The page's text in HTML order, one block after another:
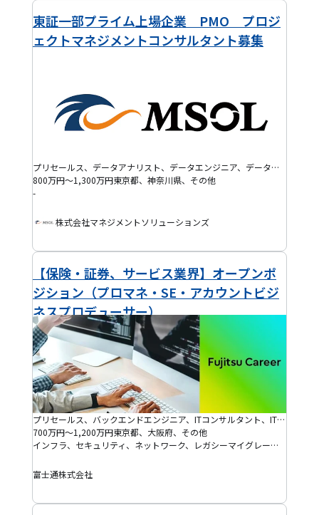
東証一部プライム上場企業 PMO プロジ
ェクトマネジメントコンサルタント募集
プリセールス、データアナリスト、データエンジニア、データサイエンティスト、バックエンドエンジニア、フロントエンドエンジニア、AI・機械学習エンジニア、BIエンジニア、IoTエンジニア、ITマネジャー、ITコンサルタント、プログラマー(PG)、プロジェクトマネージャー(PM)、システムエンジニア(SE)、インフラ保守運用・監視、半導体エンジニア、機械系エンジニア、組み込みエンジニア、電気・電子系エンジニア、インフラエンジニア、クラウドエンジニア、セキュリティエンジニア、データベースエンジニア、ネットワークエンジニア、フルスタックエンジニア、モバイルアプリエンジニア、BPR・BPOコンサルタント、ERPコンサルタント、ITアーキテクト、PMO、SAPコンサルタント、戦略コンサルタント、テックリード、プロジェクトリーダー(PL)、QAエンジニア、EM、プロダクトマネージャー(PdM)、アジャイルコーチ・スクラムマスター、DevOpsエンジニア、ブリッジSE、SRE、ゲーム開発エンジニア、その他コンサルタント
800万円～1,300万円東京都、神奈川県、その他
-
株式会社マネジメントソリューションズ
【保険・証券、サービス業界】オープンポ
ジション（プロマネ・SE・アカウントビジ
ネスプロデューサー）
プリセールス、バックエンドエンジニア、ITコンサルタント、IT製品営業、プログラマー(PG)、プロジェクトマネージャー(PM)、システムエンジニア(SE)、インフラエンジニア、クラウドエンジニア、セキュリティエンジニア、ネットワークエンジニア、ITアーキテクト、プロジェクトリーダー(PL)
700万円～1,200万円東京都、大阪府、その他
インフラ、セキュリティ、ネットワーク、レガシーマイグレーション、パッケージ導入、損保、決済、生保、データベース移行(マイグレーション)、クラウド移行、証券、金融、銀行、DX、統合基幹業務(ERP)、顧客管理(CRM)、会計、管理会計、財務(ファイナンス)、AI、IoT、大規模開発プロジェクト、医療、IaaS、IFRS、PaaS、SaaS
富士通株式会社